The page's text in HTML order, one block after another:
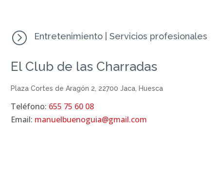
= Entretenimiento| Servicios profesionales
El Club de las Charradas
Plaza Cortes de Aragón 2, 22700 Jaca, Huesca
Teléfono: 655 75 60 08
Email: manuelbuenoguia@gmail.com